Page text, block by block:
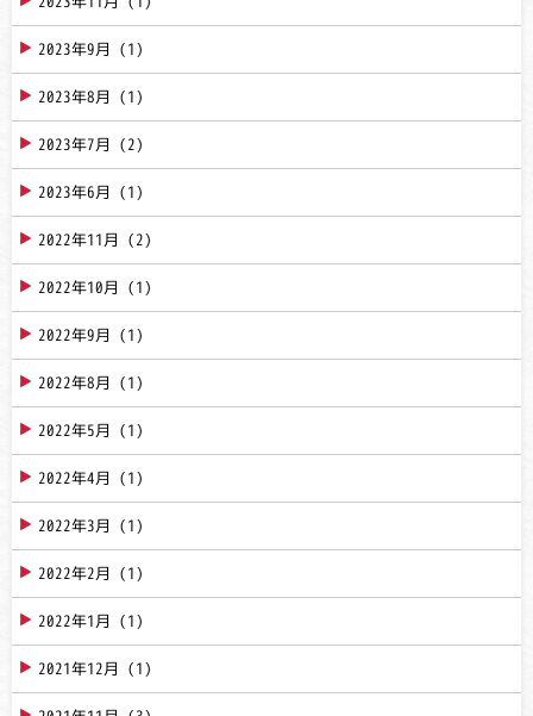
2023年9月 (1)
2023年8月 (1)
2023年7月 (2)
2023年6月 (1)
2022年11月 (2)
2022年10月 (1)
2022年9月 (1)
2022年8月 (1)
2022年5月 (1)
2022年4月 (1)
2022年3月 (1)
2022年2月 (1)
2022年1月 (1)
2021年12月 (1)